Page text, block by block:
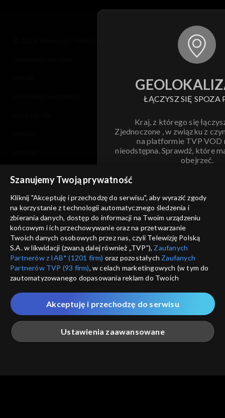
ŁĄCZYSZ SIĘ SPOZA
Kraj, z którego się
Zjednoczone , w związku z
na platformie TVP VOD
nieodstępna. Sprawdź, które
obejrzeć.
ANULUJ
informacje o dostawcy usług
Szanujemy Twoją prywatność
Kliknij "Akceptuję i przechodzę do serwisu", aby wyrazić zgody
na korzystanie z technologii automatycznego śledzenia i
zbierania danych, dostęp do informacji na Twoim urządzeniu
końcowym i ich przechowywanie oraz na przetwarzanie
Twoich danych osobowych przez nas, czyli Telewizję Polską
S.A. w likwidacji (zwaną dalej również „TVP”), Zaufanych
Partnerów z IAB* (1201 firm) oraz pozostałych Zaufanych
Partnerów TVP (93 firm), w celach marketingowych (w tym do
zautomatyzowanego dopasowania reklam do Twoich
które wskazujemy poniżej, a także zgody na udostępnianie
przez nas identyfikatora PPID do Google.
Twoje dane osobowe zbierane podczas odwiedzania przez
Ciebie naszych
poszczególnych serwisówzwanych dalej
„Portalem”, w tym informacje zapisywane za pomocą
Ustawienia zaawansowane
Akceptuję i przechodzę do serwisu